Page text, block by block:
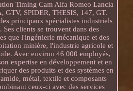
Timing Cam Alfa Romeo Lancia
GTV, SPIDER, THESIS, 147, GT.
principaux spécialistes industriels
Ses clients se trouvent dans des
que l'ingénierie mécanique et des
minière, l'industrie agricole et
Avec environ 46 000 employés,
expertise en développement et en
des produits et des systèmes en
métal, textile et composants
ceux-ci avec des services